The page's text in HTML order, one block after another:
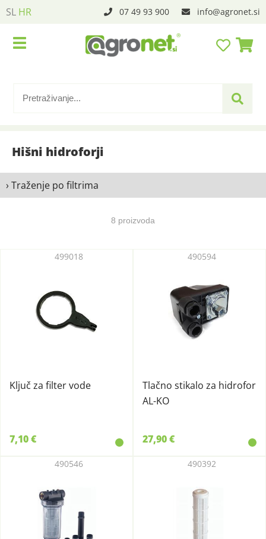
SL HR 07 49 93 900 info agronet.si
Hišni hidroforji
› Traženje po filtrima
8 proizvoda
Ključ za filter vode
499018
7,10 €
Tlačno stikalo za hidrofor
AL-KO
490594
27,90 €
490546 490392